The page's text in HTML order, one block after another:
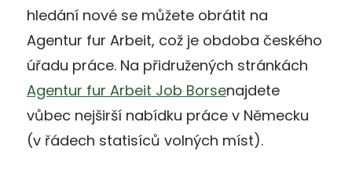
hledání nové se můžete obrátit na
Agentur fur Arbeit, což je obdoba českého
úřadu práce. Na přidružených stránkách
Agentur fur Arbeit Job Borsenajdete
vůbec nejširší nabídku práce v Německu
(v řádech statisíců volných míst).